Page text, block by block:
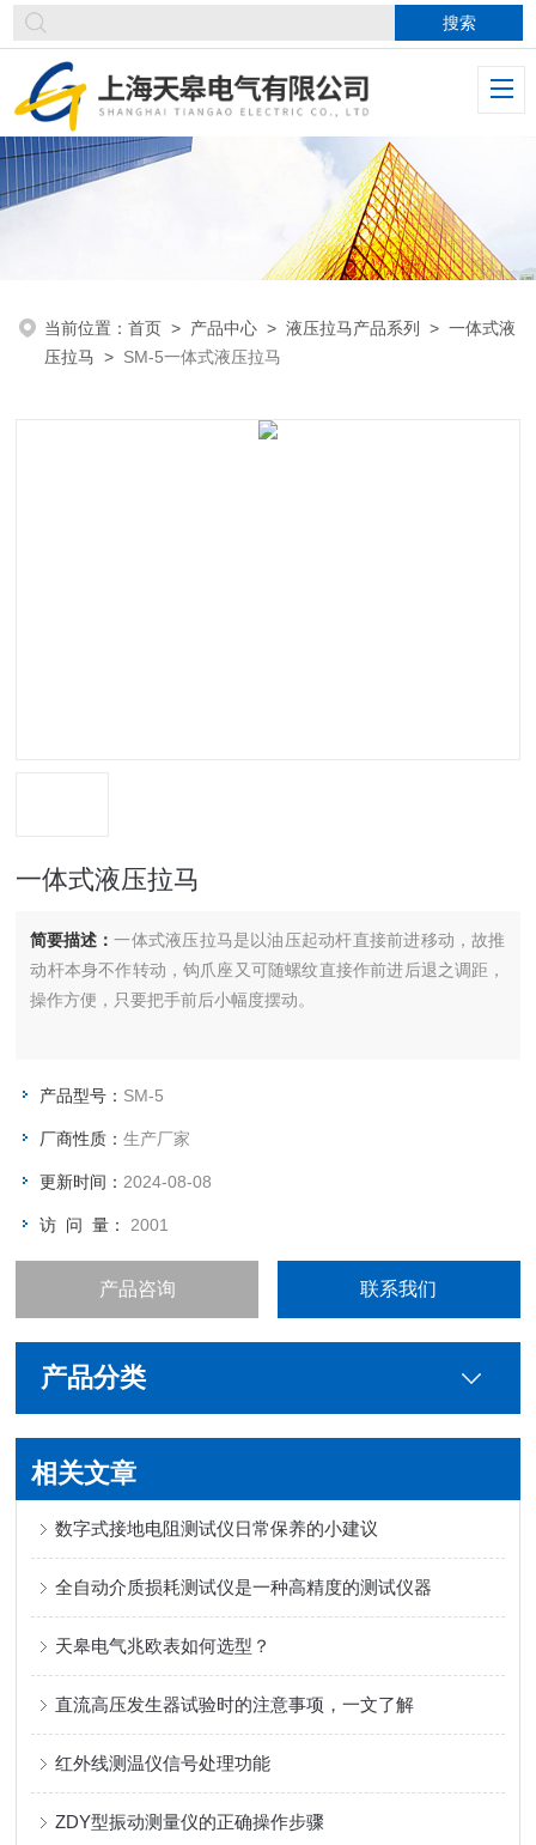
当前位置：首页 > 产品中心 >液压拉马产品系列 >一体式液
压拉马 > SM-5一体式液压拉马
一体式液压拉马
简要描述：一体式液压拉马是以油压起动杆直接前进移动，故推
动杆本身不作转动，钩爪座又可随螺纹直接作前进后退之调距，
操作方便，只要把手前后小幅度摆动。
产品型号： SM-5
厂商性质：生产厂家
更新时间： 2024-08-08
访 问 量： 2001
产品咨询 联系我们
产品分类
相关文章
数字式接地电阻测试仪日常保养的小建议
全自动介质损耗测试仪是一种高精度的测试仪器
天皋电气兆欧表如何选型？
直流高压发生器试验时的注意事项，一文了解
红外线测温仪信号处理功能
ZDY型振动测量仪的正确操作步骤